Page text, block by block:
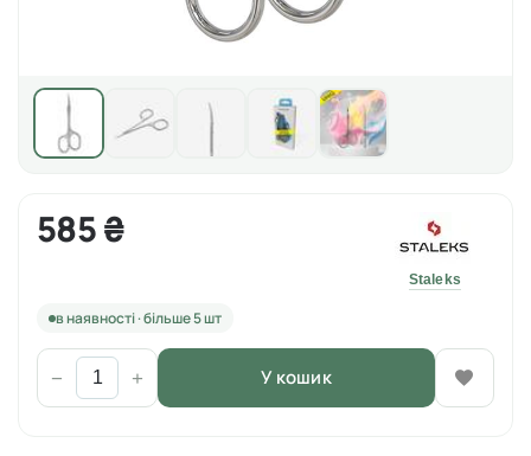
585 ₴
Staleks
в наявності · більше 5 шт
− + У кошик